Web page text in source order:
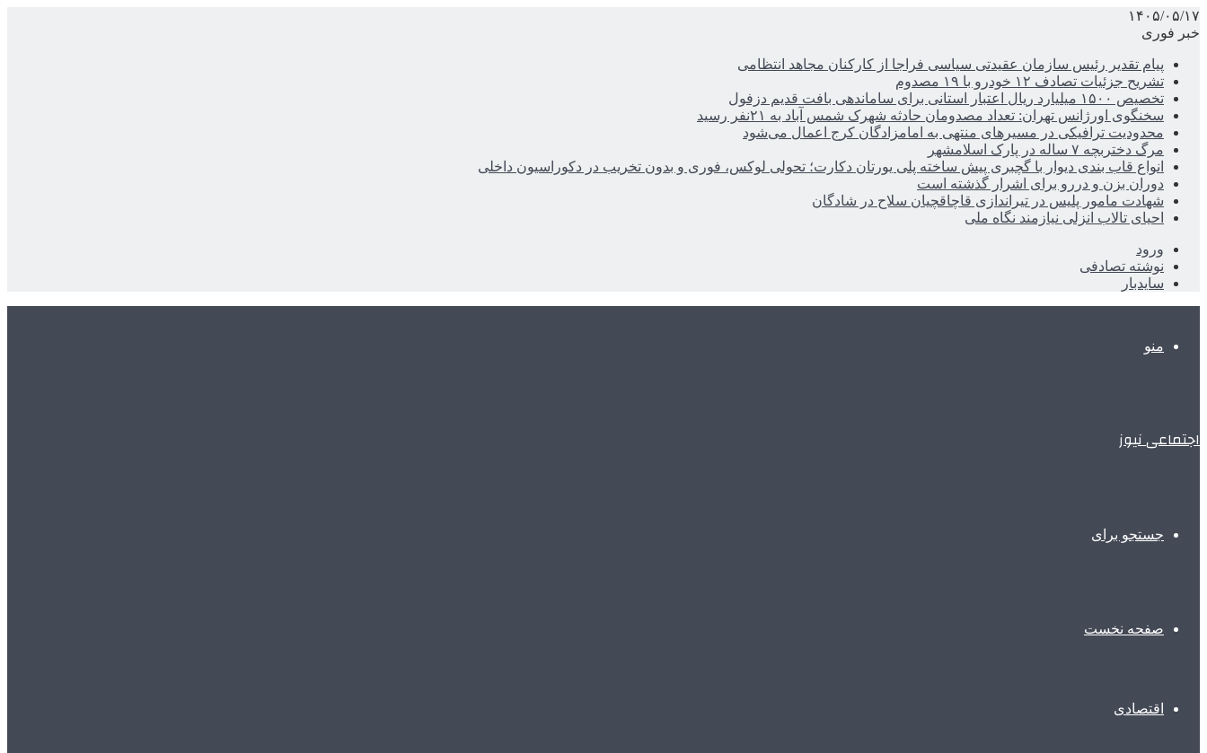
۱۴۰۵/۰۵/۱۷
خبر فوری
پیام تقدیر رئیس سازمان عقیدتی سیاسی فراجا از کارکنان مجاهد انتظامی
تشریح جزئیات تصادف ۱۲ خودرو با ۱۹ مصدوم
تخصیص ۱۵۰۰ میلیارد ریال اعتبار استانی برای ساماندهی بافت قدیم دزفول
سخنگوی اورژانس تهران: تعداد مصدومان حادثه شهرک شمس آباد به ۲۱نفر رسید
محدودیت ترافیکی در مسیرهای منتهی به امامزادگان کرج اعمال می‌شود
مرگ دختربچه ۷ ساله در پارک اسلامشهر
انواع قاب بندی دیوار با گچبری پیش ساخته پلی یورتان دکارت؛ تحولی لوکس، فوری و بدون تخریب در دکوراسیون داخلی
دوران بزن و دررو برای اشرار گذشته است
شهادت مامور پلیس در تیراندازی قاچاقچیان سلاح در شادگان
احیای تالاب انزلی نیازمند نگاه ملی
ورود
نوشته تصادفی
سایدبار
منو
اجتماعی نیوز
جستجو برای
صفحه نخست
اقتصادی